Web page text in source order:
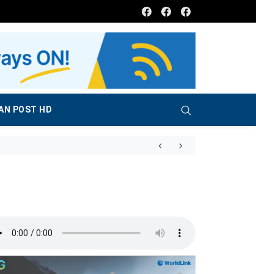
Facebook
FacebookFacebook
POST HD
नेपाल–जापान सामाजिक-सांस्कृतिक समानता प्रदर्शनी शुरु